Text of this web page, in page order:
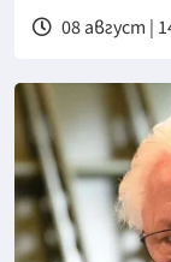
08 август |